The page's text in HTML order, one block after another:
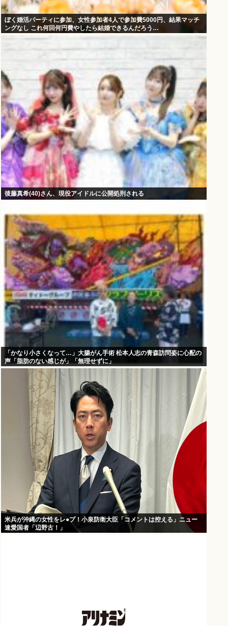
ぼく婚活パーティに参加、女性参加者4人で参加費5000円、結果マッチ
ングなし これ何回何円費やしたら結婚できるんだろう…
後藤真希(40)さん、現役アイドルに公開処刑される
「かなり小さくなって…」大腸がん手術 松本人志の青森訪問姿に心配の
声「脂肪のない感じが」「無理せずに」
米兵が沖縄の女性をレ●プ！小泉防衛大臣「コメントは控える」ニュー
速愛国者「辺野古！」